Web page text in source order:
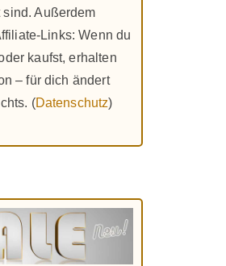
Außerdem
Links: Wenn du
kaufst, erhalten
– für dich ändert
(Datenschutz)